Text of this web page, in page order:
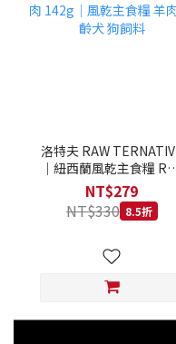
洛特夫 RAW
｜紐西蘭風乾主食糧
羊肉 142g｜風乾主食糧
肉 全齡犬 狗飼料
NT$279
NT$330 8.5折